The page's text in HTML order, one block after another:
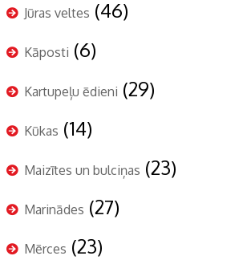
Jūras veltes (46)
Kāposti (6)
Kartupeļu ēdieni (29)
Kūkas (14)
Maizītes un bulciņas (23)
Marinādes (27)
Mērces (23)